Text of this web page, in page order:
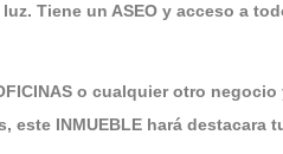
Tiene un ASEO y acceso a
o cualquier otro
este INMUEBLE hará destacara